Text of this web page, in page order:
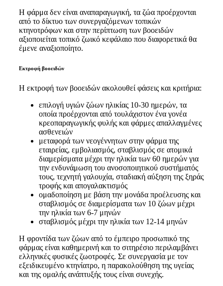
Η φάρμα δεν είναι αναπαραγωγική, τα ζώα προέρχονται
από το δίκτυο των συνεργαζόμενων τοπικών
κτηνοτρόφων και στην περίπτωση των βοοειδών
αξιοποιείται τοπικό ζωικό κεφάλαιο που διαφορετικά θα
έμενε αναξιοποίητο.
Εκτροφή βοοειδών
Η εκτροφή των βοοειδών ακολουθεί φάσεις και κριτήρια:
επιλογή υγιών ζώων ηλικίας 10-30 ημερών, τα
οποία προέρχονται από τουλάχιστον ένα γονέα
κρεοπαραγωγικής φυλής και φάρμες απαλλαγμένες
ασθενειών
μεταφορά των νεογέννητων στην φάρμα της
εταιρείας, εμβολιασμός, σταβλισμός σε ατομικά
διαμερίσματα μέχρι την ηλικία των 60 ημερών για
την ενδυνάμωση του ανοσοποιητικού συστήματός
τους, τεχνητή γαλουχία, σταδιακή αύξηση της ξηράς
τροφής και απογαλακτισμός
ομαδοποίηση με βάση την μονάδα προέλευσης και
σταβλισμός σε διαμερίσματα των 10 ζώων μέχρι
την ηλικία των 6-7 μηνών
σταβλισμός μέχρι την ηλικία των 12-14 μηνών
Η φροντίδα των ζώων από το έμπειρο προσωπικό της
φάρμας είναι καθημερινή και το σιτηρέσιο περιλαμβάνει
ελληνικές φυσικές ζωοτροφές. Σε συνεργασία με τον
εξειδικευμένο κτηνίατρο, η παρακολούθηση της υγείας
και της ομαλής ανάπτυξής τους είναι συνεχής.